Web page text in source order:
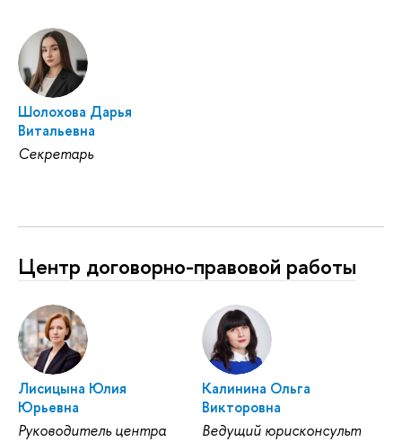
Шолохова Дарья
Витальевна
Секретарь
Центр договорно-правовой работы
Лисицына Юлия
Юрьевна
Руководитель центра
Калинина Ольга
Викторовна
Ведущий юрисконсульт